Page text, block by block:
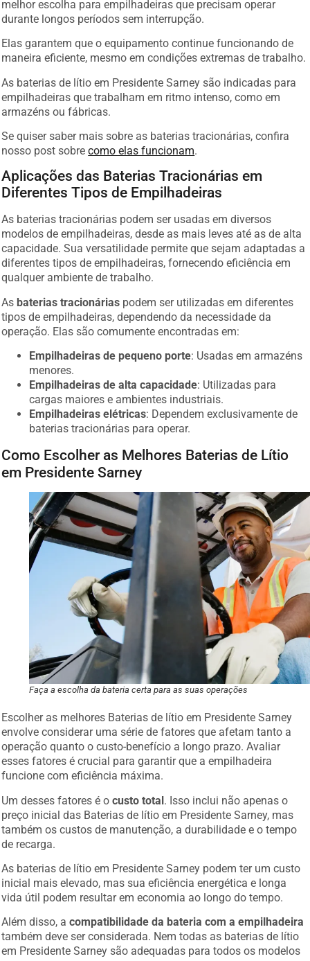
melhor escolha para empilhadeiras que precisam operar
durante longos períodos sem interrupção.
Elas garantem que o equipamento continue funcionando de
maneira eficiente, mesmo em condições extremas de trabalho.
As baterias de lítio em Presidente Sarney são indicadas para
empilhadeiras que trabalham em ritmo intenso, como em
armazéns ou fábricas.
Se quiser saber mais sobre as baterias tracionárias, confira
nosso post sobrecomo elas funcionam.
Aplicações das Baterias Tracionárias em
Diferentes Tipos de Empilhadeiras
As baterias tracionárias podem ser usadas em diversos
modelos de empilhadeiras, desde as mais leves até as de alta
capacidade. Sua versatilidade permite que sejam adaptadas a
diferentes tipos de empilhadeiras, fornecendo eficiência em
qualquer ambiente de trabalho.
As baterias tracionárias podem ser utilizadas em diferentes
tipos de empilhadeiras, dependendo da necessidade da
operação. Elas são comumente encontradas em:
Empilhadeiras de pequeno porte: Usadas em armazéns
menores.
Empilhadeiras de alta capacidade: Utilizadas para
cargas maiores e ambientes industriais.
Empilhadeiras elétricas: Dependem exclusivamente de
baterias tracionárias para operar.
Como Escolher as Melhores Baterias de Lítio
em Presidente Sarney
Faça a escolha da bateria certa para as suas operações
Escolher as melhores Baterias de lítio em Presidente Sarney
envolve considerar uma série de fatores que afetam tanto a
operação quanto o custo-benefício a longo prazo. Avaliar
esses fatores é crucial para garantir que a empilhadeira
funcione com eficiência máxima.
Um desses fatores é ocusto total. Isso inclui não apenas o
preço inicial das Baterias de lítio em Presidente Sarney, mas
também os custos de manutenção, a durabilidade e o tempo
de recarga.
As baterias de lítio em Presidente Sarney podem ter um custo
inicial mais elevado, mas sua eficiência energética e longa
vida útil podem resultar em economia ao longo do tempo.
Além disso, acompatibilidade da bateria com a empilhadeira
também deve ser considerada. Nem todas as baterias de lítio
em Presidente Sarney são adequadas para todos os modelos